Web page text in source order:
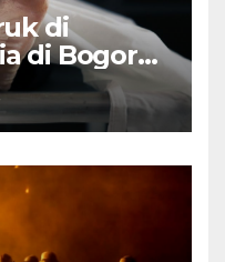
di
di Bogor
Makan